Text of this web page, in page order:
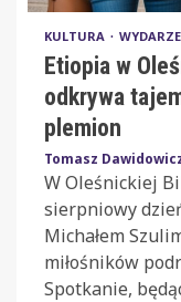
KULTURA
Etiopia w
odkrywa
plemion
Tomasz
W Oleśnickiej
sierpniowy
Michałem
miłośników
Spotkanie,